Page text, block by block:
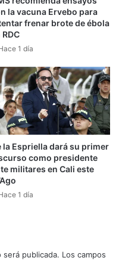
la vacuna Ervebo para
frenar brote de ébola
RDC
1 día
la Espriella dará su primer
como presidente
militares en Cali este
1 día
publicada. Los campos